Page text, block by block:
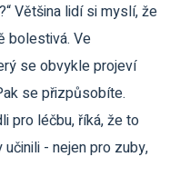
Většina lidí si myslí, že
bolestivá. Ve
se obvykle projeví
se přizpůsobíte.
pro léčbu, říká, že to
- nejen pro zuby,